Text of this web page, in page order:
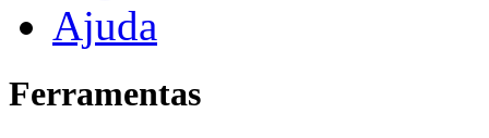
Ajuda
Ferramentas